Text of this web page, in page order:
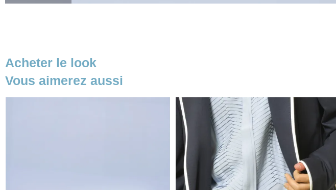
Acheter le look
Vous aimerez aussi